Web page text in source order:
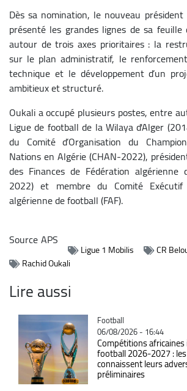
Dès sa nomination, le nouveau
présenté les grandes lignes de sa
autour de trois axes prioritaires : la
sur le plan administratif, le
technique et le développement d’un
ambitieux et structuré.
Oukali a occupé plusieurs postes, entre
Ligue de football de la Wilaya d'Alger
du Comité d’Organisation du
Nations en Algérie (CHAN-2022),
des Finances de Fédération
2022) et membre du Comité
algérienne de football (FAF).
SourceAPS
Ligue 1 Mobilis
CR
Rachid Oukali
Lire aussi
Catégorie
Football
06/08/2026 - 16:44
Compétitions
football 2026-2027 :
connaissent leurs
préliminaires